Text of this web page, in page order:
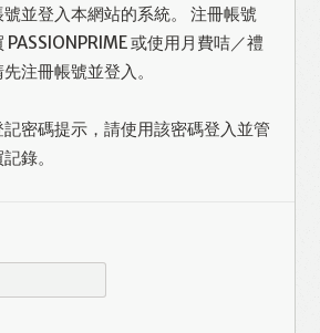
並登入本網站的系統。 注冊帳號
或使用月費咭／禮
注冊帳號並登入。
密碼提示，請使用該密碼登入並管
錄。